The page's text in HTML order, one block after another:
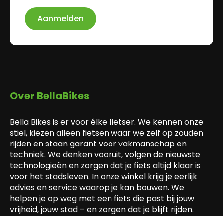
Aanmelden
Over BellaBikes
Bella Bikes is er voor élke fietser. We kennen onze
stiel, kiezen alleen fietsen waar we zelf op zouden
rijden en staan garant voor vakmanschap en
techniek. We denken vooruit, volgen de nieuwste
technologieën en zorgen dat je fiets altijd klaar is
voor het stadsleven. In onze winkel krijg je eerlijk
advies en service waarop je kan bouwen. We
helpen je op weg met een fiets die past bij jouw
vrijheid, jouw stad – en zorgen dat je blijft rijden.